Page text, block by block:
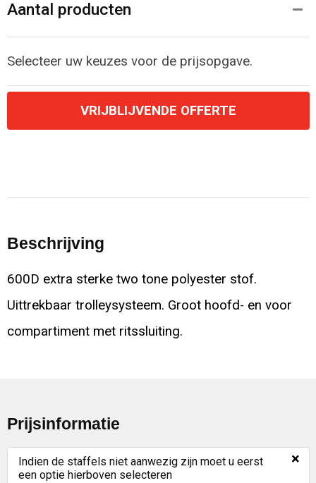
Aantal producten
Selecteer uw keuzes voor de prijsopgave.
VRIJBLIJVENDE OFFERTE
Beschrijving
600D extra sterke two tone polyester stof.
Uittrekbaar trolleysysteem. Groot hoofd- en voor
compartiment met ritssluiting.
Prijsinformatie
Indien de staffels niet aanwezig zijn moet u eerst
een optie hierboven selecteren
×